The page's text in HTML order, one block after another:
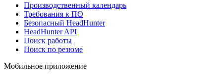
Производственный календарь
Требования к ПО
Безопасный HeadHunter
HeadHunter API
Поиск работы
Поиск по резюме
Мобильное приложение